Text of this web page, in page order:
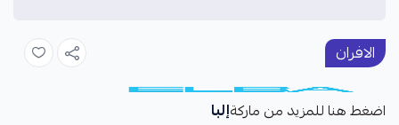
الافران
اضغط هنا للمزيد من ماركةإلبا